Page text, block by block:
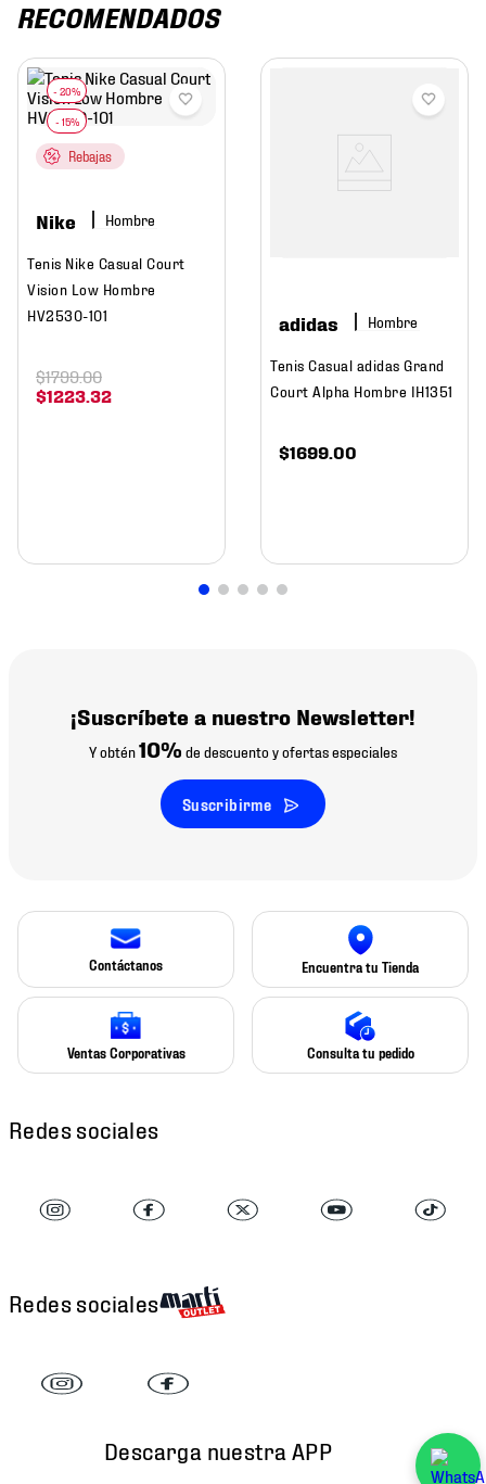
RECOMENDADOS
Rebajas
Nike Hombre
Tenis Nike Casual Court
Vision Low Hombre
HV2530-101
$1223.32
$1799.00
adidas Hombre
Tenis Casual adidas Grand
Court Alpha Hombre IH1351
$1699.00
¡Suscríbete a nuestro Newsletter!
Y obtén10% de descuento y ofertas especiales
Suscribirme
Contáctanos Encuentra tu Tienda
Ventas Corporativas Consulta tu pedido
Redes sociales
Redes sociales
Descarga nuestra APP